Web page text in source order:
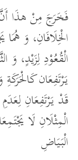
فَخَرَجَ مِنْ هذَا
الْخِلَافَانِ، وَ
الْقُعُوْدِ لِزَيْدٍ، وَ
يَرْتَفِعَان
قَدْ يَرْتَفِعَانِ
الْمِثْلَانِ لَا
الْبَيَاضِ